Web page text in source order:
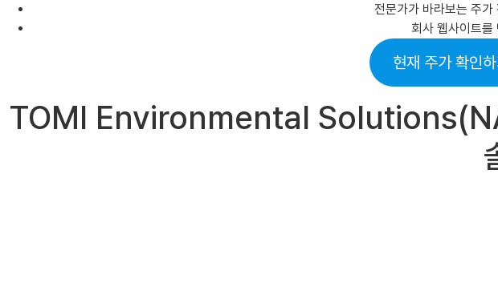
전문가가 바라보는 주가
회사 웹사이트를
현재 주가 확인하
TOMI Environmental